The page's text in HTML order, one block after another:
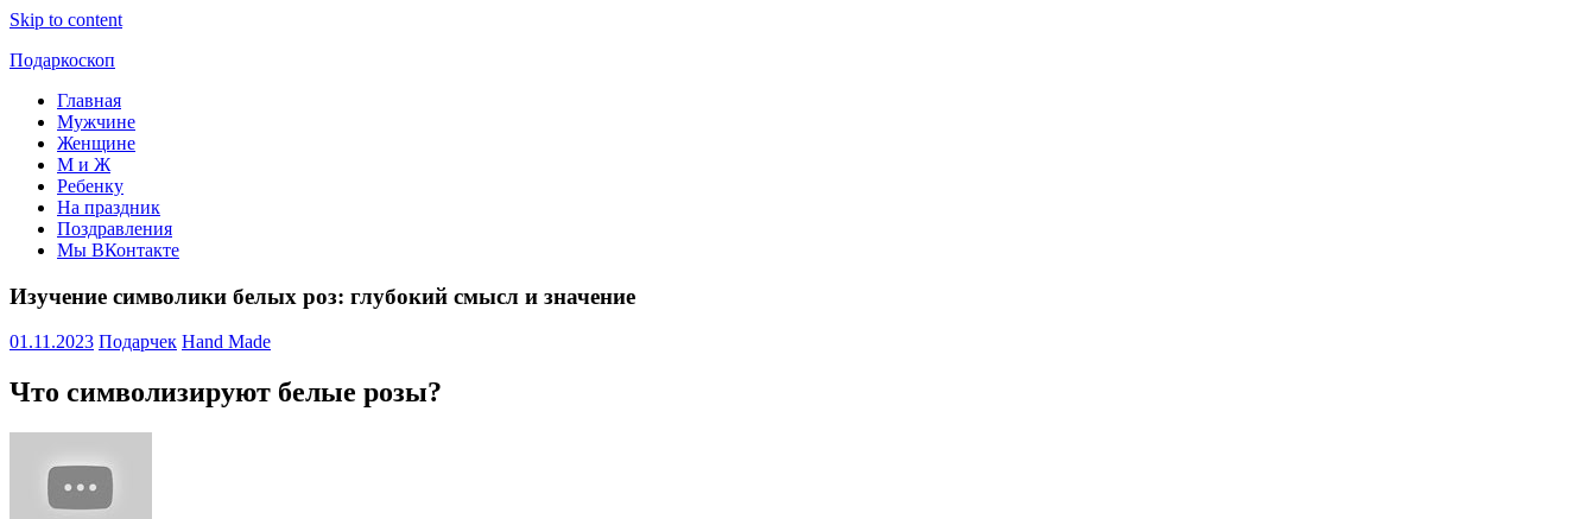
Skip to content
Подаркоскоп
Поможем
выбрать
подарить
Главная
Мужчине
Женщине
М и Ж
Ребенку
На праздник
Поздравления
Мы ВКонтакте
Изучение символики белых роз: глубокий смысл и значение
01.11.2023 Подарчек Hand Made
Что символизируют белые розы?